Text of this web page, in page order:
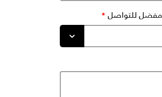
للتواصل